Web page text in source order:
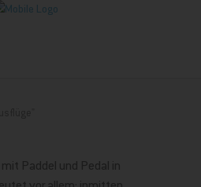
Paddel und Pedal in